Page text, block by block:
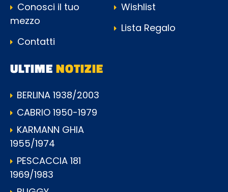
Conosci il tuo
mezzo
Contatti
Wishlist
Lista Regalo
ULTIMENOTIZIE
BERLINA 1938/2003
CABRIO 1950-1979
KARMANN GHIA
1955/1974
PESCACCIA 181
1969/1983